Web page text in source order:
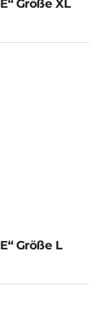
Größe XL
L
Größe L